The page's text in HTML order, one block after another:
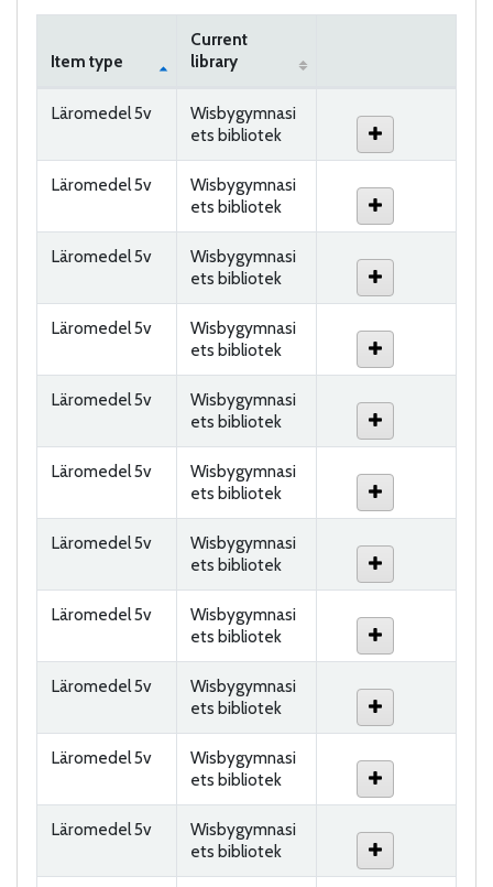
Item type
Current
library
Läromedel 5v
Wisbygymnasi
ets bibliotek
Läromedel 5v
Wisbygymnasi
ets bibliotek
Läromedel 5v
Wisbygymnasi
ets bibliotek
Läromedel 5v
Wisbygymnasi
ets bibliotek
Läromedel 5v
Wisbygymnasi
ets bibliotek
Läromedel 5v
Wisbygymnasi
ets bibliotek
Läromedel 5v
Wisbygymnasi
ets bibliotek
Läromedel 5v
Wisbygymnasi
ets bibliotek
Läromedel 5v
Wisbygymnasi
ets bibliotek
Läromedel 5v
Wisbygymnasi
ets bibliotek
Läromedel 5v
Wisbygymnasi
ets bibliotek